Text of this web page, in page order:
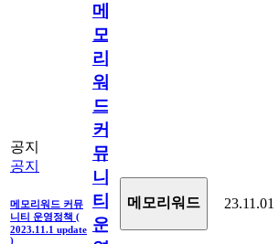
공지
공지
메모리워드 커뮤
니티 운영정책 (
2023.11.1 update
)
메
모
리
워
드
커
뮤
니
티
운
메모리워드 23.11.01